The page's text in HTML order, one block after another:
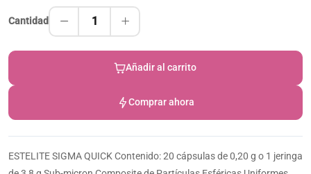
Cantidad 1
Añadir al carrito
Comprar ahora
ESTELITE SIGMA QUICK Contenido: 20 cápsulas de 0,20 g o 1 jeringa